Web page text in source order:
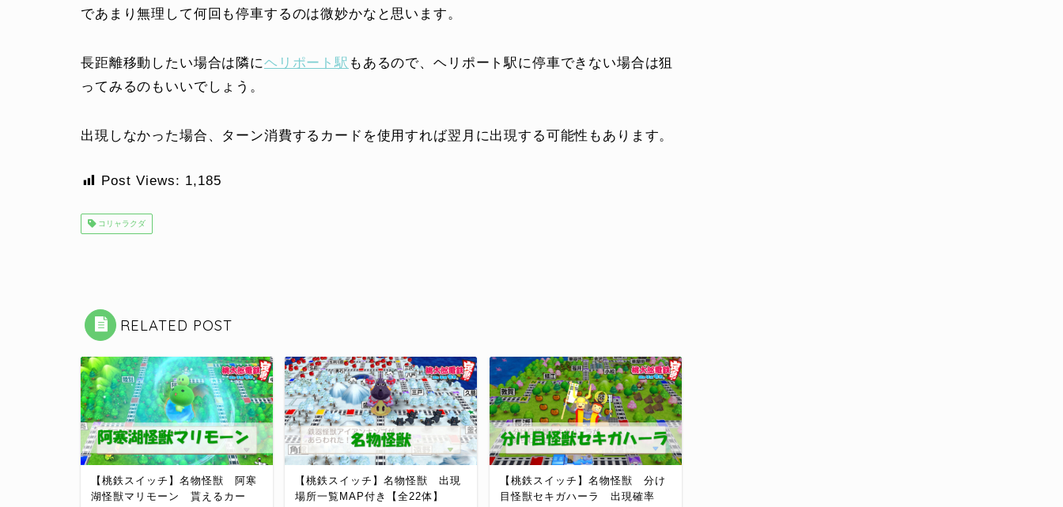
であまり無理して何回も停車するのは微妙かなと思います。
長距離移動したい場合は隣にヘリポート駅 もあるので、ヘリポート駅に停車できない場合は狙
ってみるのもいいでしょう。
出現しなかった場合、ターン消費するカードを使用すれば翌月に出現する可能性もあります。
Post Views: 1,185
コリャラクダ
RELATED POST
【桃鉄スイッチ】名物怪獣 阿寒
湖怪獣マリモーン 貰えるカー
【桃鉄スイッチ】名物怪獣 出現
場所一覧MAP付き【全22体】
【桃鉄スイッチ】名物怪獣 分け
目怪獣セキガハーラ 出現確率